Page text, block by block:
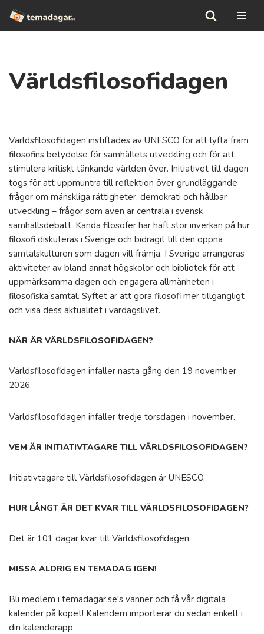
Hoppa
Världsfilosofidagen
Världsfilosofidagen instiftades av UNESCO för att lyfta fram
filosofins betydelse för samhällets utveckling och för att
stimulera kritiskt tänkande världen över. Initiativet till dagen
togs för att uppmuntra till reflektion över grundläggande
frågor om mänskliga rättigheter, demokrati och hållbar
utveckling – frågor som även är centrala i svensk
samhällsdebatt. Kända filosofer har haft stor inverkan på hur
filosofi diskuteras i Sverige och bidragit till den öppna
samtalskulturen som dagen vill främja. I Sverige arrangeras
aktiviteter av bland annat högskolor och bibliotek för att
uppmärksamma dagen och engagera allmänheten i
filosofiska samtal. Syftet är att göra filosofi mer tillgängligt
och visa dess aktualitet i vardagslivet.
NÄR ÄR VÄRLDSFILOSOFIDAGEN?
Världsfilosofidagen infaller nästa gång den 19 november
2026.
Världsfilosofidagen infaller tredje torsdagen i november.
VEM ÄR INITIATIVTAGARE TILL VÄRLDSFILOSOFIDAGEN?
Initiativtagare till Världsfilosofidagen är UNESCO.
HUR LÅNGT ÄR DET KVAR TILL VÄRLDSFILOSOFIDAGEN?
Det är 101 dagar kvar till Världsfilosofidagen.
MISSA ALDRIG EN TEMADAG IGEN!
Bli medlem i temadagar.se's vänner och få vår digitala
kalender på köpet! Kalendern importerar du sedan enkelt i
din kalenderapp.